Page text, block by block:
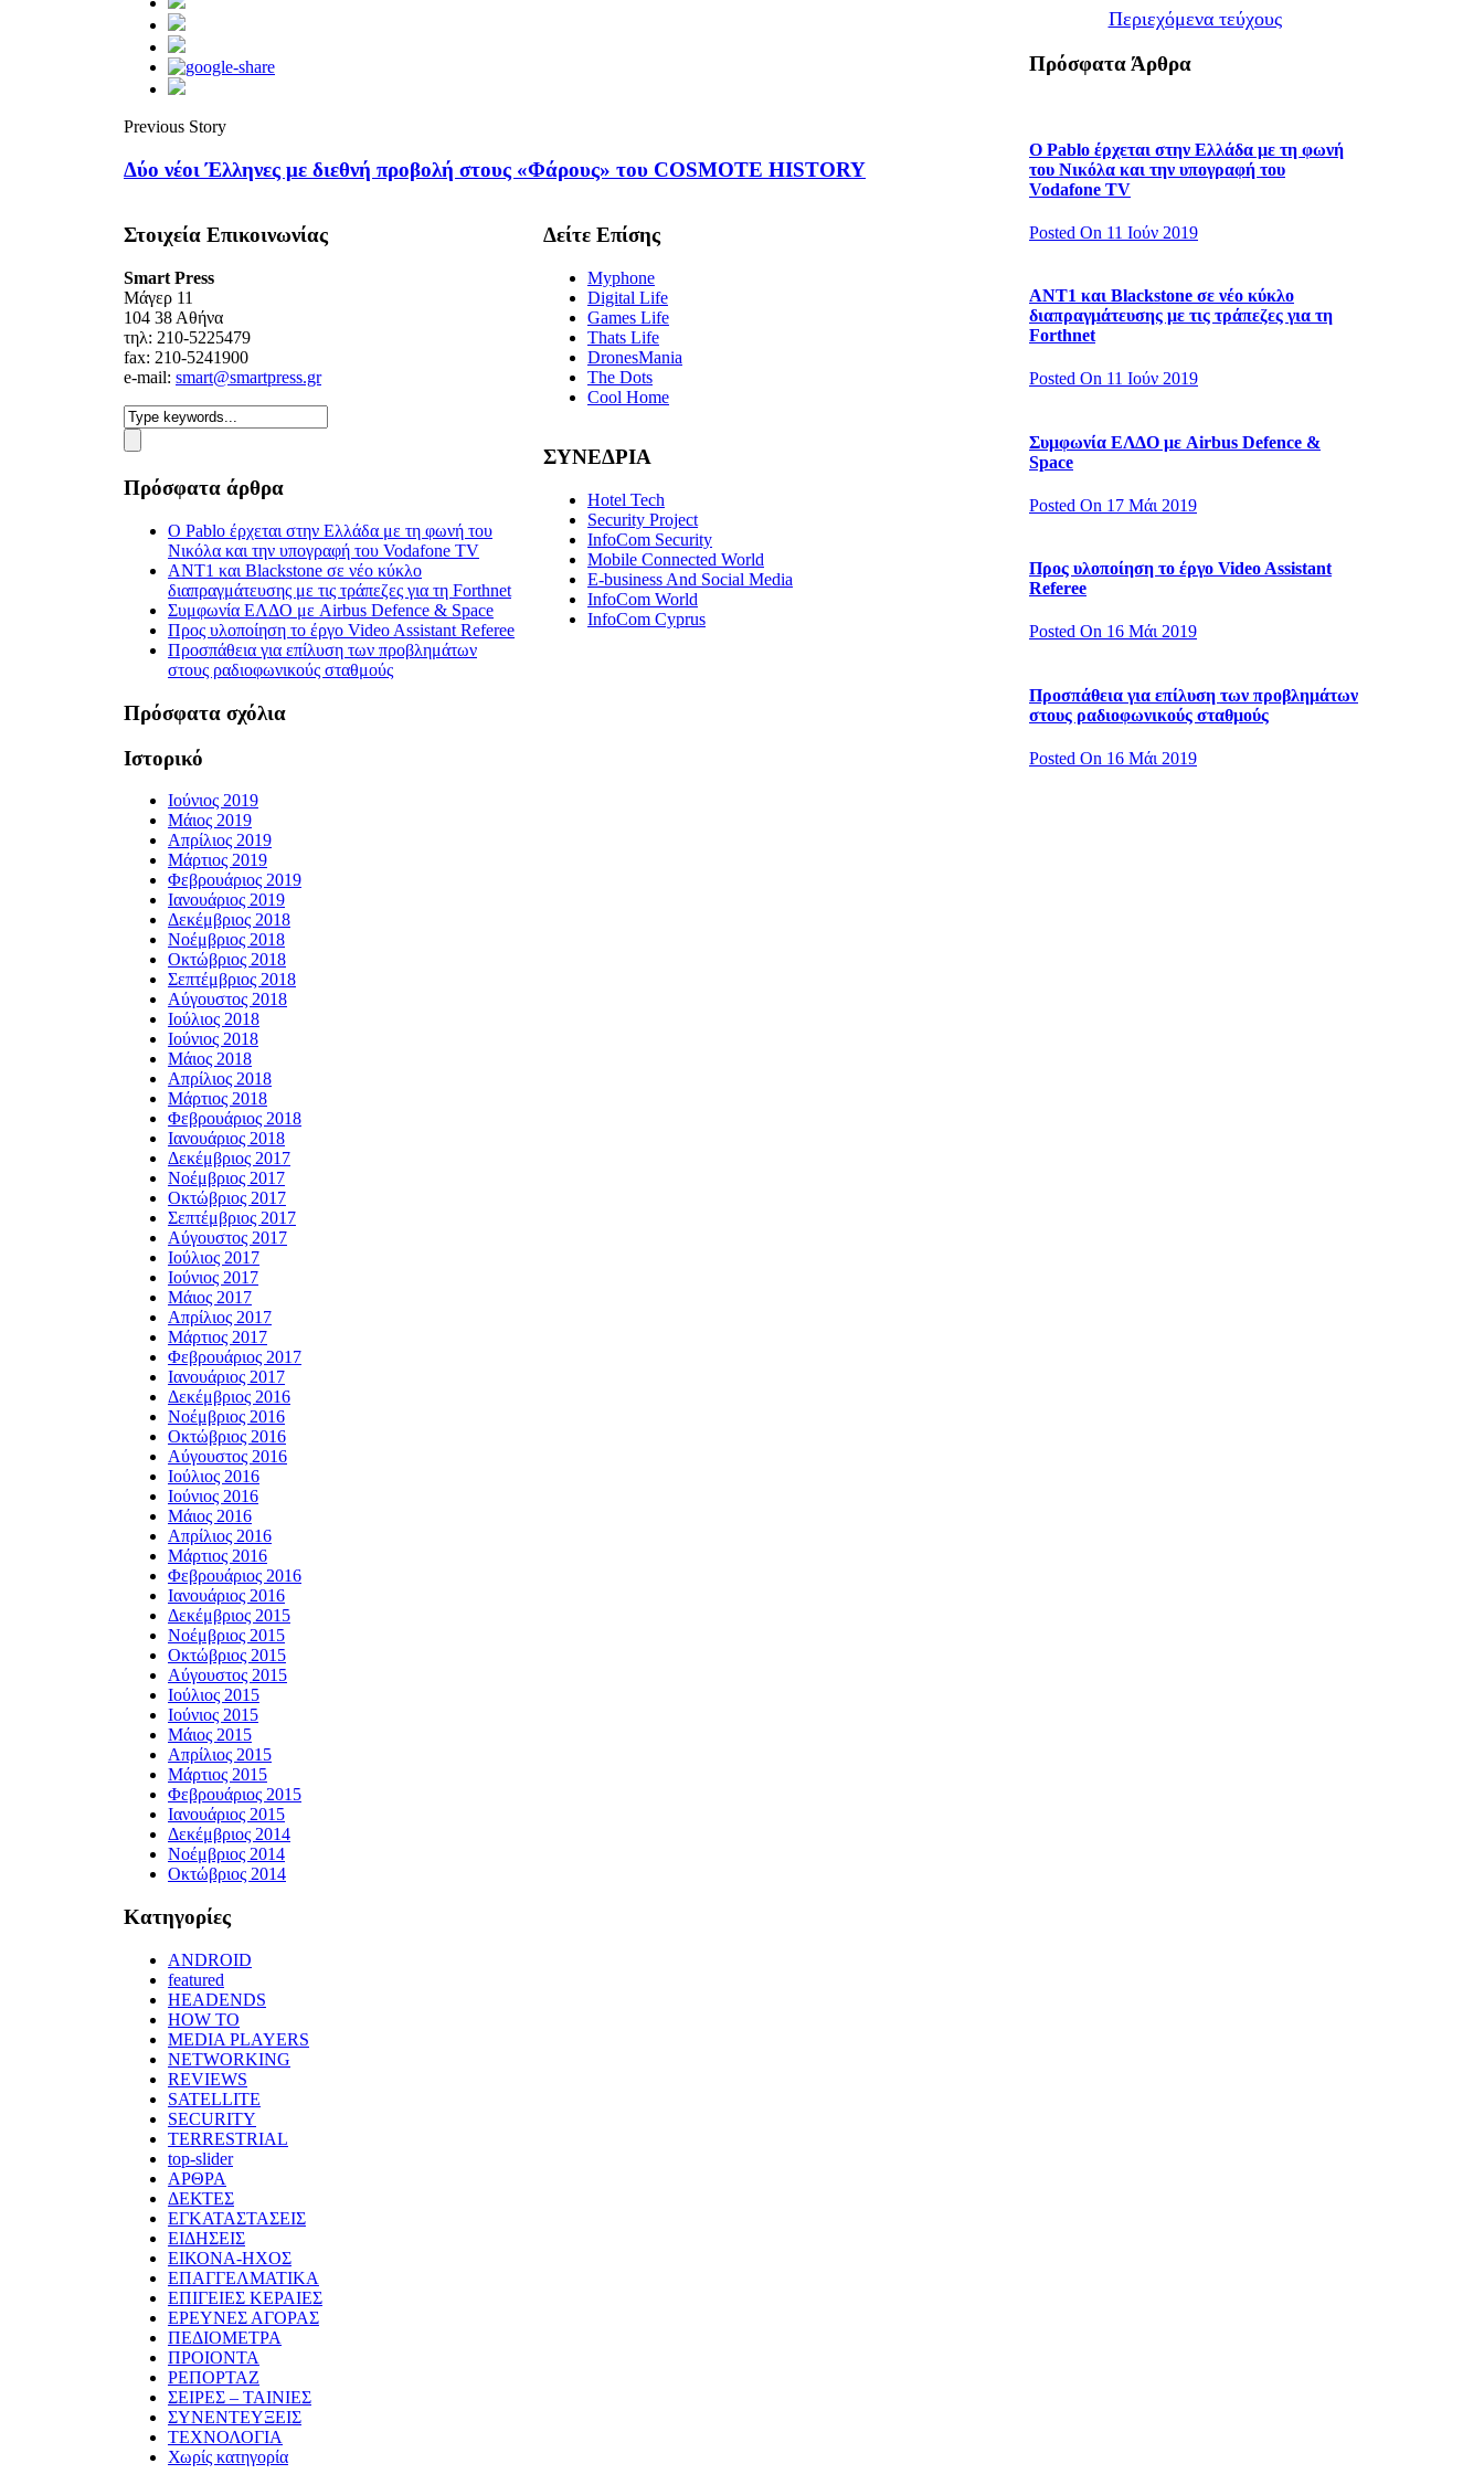
Previous Story
Δύο νέοι Έλληνες με διεθνή προβολή στους «Φάρους» του COSMOTE HISTORY
Περιεχόμενα τεύχους
Πρόσφατα Άρθρα
Ο Pablo έρχεται στην Ελλάδα με τη φωνή
του Νικόλα και την υπογραφή του
Vodafone TV
Posted On 11 Ιούν 2019
ΑΝΤ1 και Blackstone σε νέο κύκλο
διαπραγμάτευσης με τις τράπεζες για τη
Forthnet
Posted On 11 Ιούν 2019
Συμφωνία ΕΛΔΟ με Airbus Defence &
Space
Posted On 17 Μάι 2019
Προς υλοποίηση το έργο Video Assistant
Referee
Posted On 16 Μάι 2019
Προσπάθεια για επίλυση των προβλημάτων
στους ραδιοφωνικούς σταθμούς
Posted On 16 Μάι 2019
Στοιχεία Επικοινωνίας
Smart Press
Mάγερ 11
104 38 Αθήνα
τηλ: 210-5225479
fax: 210-5241900
e-mail: smart@smartpress.gr
Πρόσφατα άρθρα
Ο Pablo έρχεται στην Ελλάδα με τη φωνή του
Νικόλα και την υπογραφή του Vodafone TV
ΑΝΤ1 και Blackstone σε νέο κύκλο
διαπραγμάτευσης με τις τράπεζες για τη Forthnet
Συμφωνία ΕΛΔΟ με Airbus Defence & Space
Προς υλοποίηση το έργο Video Assistant Referee
Προσπάθεια για επίλυση των προβλημάτων
στους ραδιοφωνικούς σταθμούς
Πρόσφατα σχόλια
Ιστορικό
Ιούνιος 2019
Μάιος 2019
Απρίλιος 2019
Μάρτιος 2019
Φεβρουάριος 2019
Ιανουάριος 2019
Δεκέμβριος 2018
Νοέμβριος 2018
Οκτώβριος 2018
Σεπτέμβριος 2018
Αύγουστος 2018
Ιούλιος 2018
Ιούνιος 2018
Μάιος 2018
Απρίλιος 2018
Μάρτιος 2018
Φεβρουάριος 2018
Ιανουάριος 2018
Δεκέμβριος 2017
Νοέμβριος 2017
Οκτώβριος 2017
Σεπτέμβριος 2017
Αύγουστος 2017
Ιούλιος 2017
Ιούνιος 2017
Μάιος 2017
Απρίλιος 2017
Μάρτιος 2017
Φεβρουάριος 2017
Ιανουάριος 2017
Δεκέμβριος 2016
Νοέμβριος 2016
Οκτώβριος 2016
Αύγουστος 2016
Ιούλιος 2016
Ιούνιος 2016
Μάιος 2016
Απρίλιος 2016
Μάρτιος 2016
Φεβρουάριος 2016
Ιανουάριος 2016
Δεκέμβριος 2015
Νοέμβριος 2015
Οκτώβριος 2015
Αύγουστος 2015
Ιούλιος 2015
Ιούνιος 2015
Μάιος 2015
Απρίλιος 2015
Μάρτιος 2015
Φεβρουάριος 2015
Ιανουάριος 2015
Δεκέμβριος 2014
Νοέμβριος 2014
Οκτώβριος 2014
Kατηγορίες
ANDROID
featured
HEADENDS
HOW TO
MEDIA PLAYERS
NETWORKING
REVIEWS
SATELLITE
SECURITY
TERRESTRIAL
top-slider
ΑΡΘΡΑ
ΔΕΚΤΕΣ
ΕΓΚΑΤΑΣΤΑΣΕΙΣ
ΕΙΔΗΣΕΙΣ
ΕΙΚΟΝΑ-ΗΧΟΣ
ΕΠΑΓΓΕΛΜΑΤΙΚΑ
ΕΠΙΓΕΙΕΣ ΚΕΡΑΙΕΣ
ΕΡΕΥΝΕΣ ΑΓΟΡΑΣ
ΠΕΔΙΟΜΕΤΡΑ
ΠΡΟΙΟΝΤΑ
ΡΕΠΟΡΤΑΖ
ΣΕΙΡΕΣ – ΤΑΙΝΙΕΣ
ΣΥΝΕΝΤΕΥΞΕΙΣ
ΤΕΧΝΟΛΟΓΙΑ
Χωρίς κατηγορία
Δείτε Επίσης
Myphone
Digital Life
Games Life
Thats Life
DronesMania
The Dots
Cool Home
ΣΥΝΕΔΡΙΑ
Hotel Tech
Security Project
InfoCom Security
Mobile Connected World
E-business And Social Media
InfoCom World
InfoCom Cyprus